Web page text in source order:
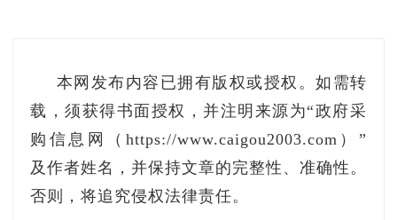
​记者发现，升级过后的直播舱舱体尺寸仅为1.
7x1.5x2.3m，占地不到3平方米，可以在任何办
公室内安装放置，进一步提升空间利用率。2.3米
本网发布内容已拥有版权或授权。如需转
载，须获得书面授权，并注明来源为“政府采
购信息网（https://www.caigou2003.com）”
及作者姓名，并保持文章的完整性、准确性。
否则，将追究侵权法律责任。